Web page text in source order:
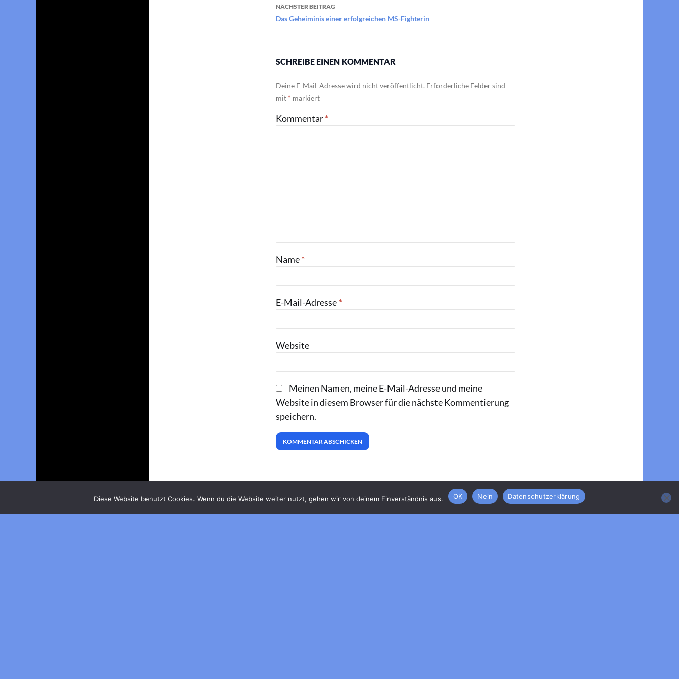
NÄCHSTER BEITRAG
Das Geheiminis einer erfolgreichen MS-Fighterin
SCHREIBE EINEN KOMMENTAR
Deine E-Mail-Adresse wird nicht veröffentlicht. Erforderliche Felder sind
mit * markiert
Kommentar*
Name*
E-Mail-Adresse*
Website
Meinen Namen, meine E-Mail-Adresse und meine
Website in diesem Browser für die nächste Kommentierung
speichern.
Diese Website benutzt Cookies. Wenn du die Website weiter nutzt, gehen wir von deinem Einverständnis aus. OK Nein Datenschutzerklärung